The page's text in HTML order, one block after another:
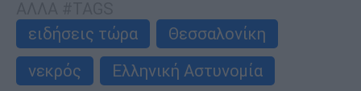
ειδήσεις τώρα
Θεσσαλονίκη
νεκρός
Ελληνική Αστυνομία